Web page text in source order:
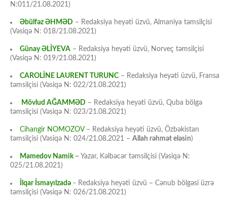
N:011/21.08.2021)
Əbülfəz ƏHMƏD – Redaksiya heyəti üzvü, Almaniya təmsilçisi
(Vəsiqə N: 018/21.08.2021)
Günay ƏLİYEVA – Redaksiya heyəti üzvü, Norveç təmsilçisi
(Vəsiqə N: 019/21.08.2021)
CAROLİNE LAURENT TURUNC – Redaksiya heyəti üzvü, Fransa
təmsilçisi (Vəsiqə N: 022/21.08.2021)
Mövlud AĞAMMƏD – Redaksiya heyəti üzvü, Quba bölgə
təmsilçisi (Vəsiqə N: 023/21.08.2021)
Cihangir NOMOZOV– Redaksiya heyəti üzvü, Özbəkistan
təmsilçisi (Vəsiqə N: 024/21.08.2021 – Allah rəhmət eləsin)
Mamedov Namik– Yazar, Kəlbəcər təmsilçisi (Vəsiqə N:
025/21.08.2021)
İlqar İsmayılzadə – Redaksiya heyəti üzvü – Cənub bölgəsi üzrə
təmsilçisi (Vəsiqə N: 026/21.08.2021)